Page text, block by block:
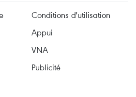
Conditions d'utilisation
Appui
VNA
Publicité